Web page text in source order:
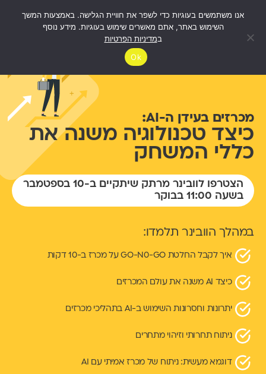
מכרזים בעידן ה-AI:
כיצד טכנולוגיה משנה את
כללי המשחק
הצטרפו לוובינר מרתק שיתקיים ב-10 בספטמבר
בשעה 11:00 בבוקר
במהלך הוובינר תלמדו:
איך לקבל החלטת GO-N0-GO על מכרז ב-10 דקות
כיצד AI משנה את עולם המכרזים
יתרונות וחסרונות השימוש ב-AI בתהליכי מכרזים
ניתוח תחרותי וזיהוי מתחרים
דוגמא מעשית: ניתוח של מכרז אמיתי עם AI
אנו משתמשים בעוגיות כדי לשפר את חוויית הגלישה. באמצעות המשך
השימוש באתר, אתם מאשרים שימוש בעוגיות. מידע נוסף
במדיניות הפרטיות
Ok